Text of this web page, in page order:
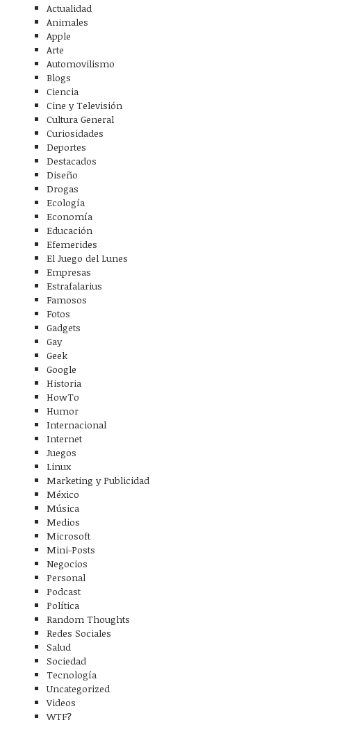
Actualidad
Animales
Apple
Arte
Automovilismo
Blogs
Ciencia
Cine y Televisión
Cultura General
Curiosidades
Deportes
Destacados
Diseño
Drogas
Ecología
Economía
Educación
Efemerides
El Juego del Lunes
Empresas
Estrafalarius
Famosos
Fotos
Gadgets
Gay
Geek
Google
Historia
HowTo
Humor
Internacional
Internet
Juegos
Linux
Marketing y Publicidad
México
Música
Medios
Microsoft
Mini-Posts
Negocios
Personal
Podcast
Política
Random Thoughts
Redes Sociales
Salud
Sociedad
Tecnología
Uncategorized
Videos
WTF?